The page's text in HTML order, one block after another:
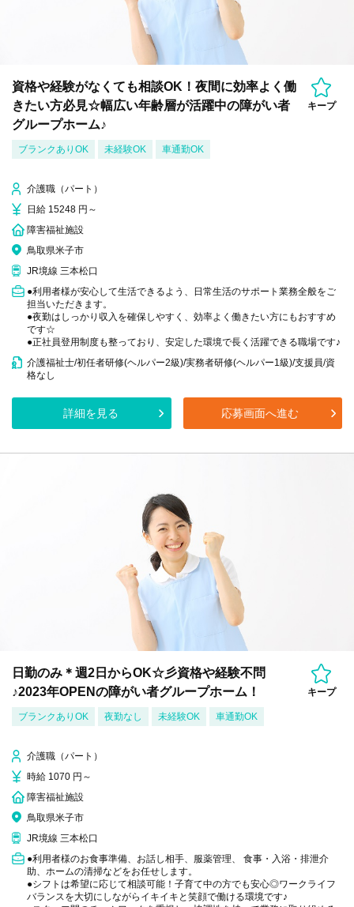
資格や経験がなくても相談OK！夜間に効率よく働
きたい方必見☆幅広い年齢層が活躍中の障がい者
グループホーム♪
キープ
ブランクありOK 未経験OK 車通勤OK
介護職（パート）
日給 15248 円～
障害福祉施設
鳥取県米子市
JR境線 三本松口
●利用者様が安心して生活できるよう、日常生活のサポート業務全般をご
担当いただきます。
●夜勤はしっかり収入を確保しやすく、効率よく働きたい方にもおすすめ
です☆
●正社員登用制度も整っており、安定した環境で長く活躍できる職場です♪
介護福祉士/初任者研修(ヘルパー2級)/実務者研修(ヘルパー1級)/支援員/資
格なし
詳細を見る 応募画面へ進む
日勤のみ＊週2日からOK☆彡資格や経験不問
♪2023年OPENの障がい者グループホーム！
キープ
ブランクありOK 夜勤なし 未経験OK 車通勤OK
介護職（パート）
時給 1070 円～
障害福祉施設
鳥取県米子市
JR境線 三本松口
●利用者様のお食事準備、お話し相手、服薬管理、 食事・入浴・排泄介
助、ホームの清掃などをお任せします。
●シフトは希望に応じて相談可能！子育て中の方でも安心◎ワークライフ
バランスを大切にしながらイキイキと笑顔で働ける環境です♪